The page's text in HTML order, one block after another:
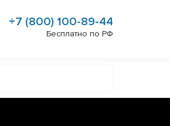
+7 (800) 100-89-44
Бесплатно по РФ